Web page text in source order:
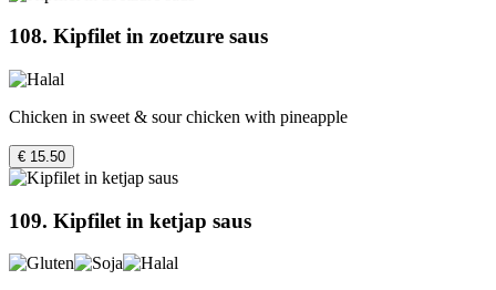
108. Kipfilet in zoetzure saus
Chicken in sweet & sour chicken with pineapple
€ 15.50
109. Kipfilet in ketjap saus